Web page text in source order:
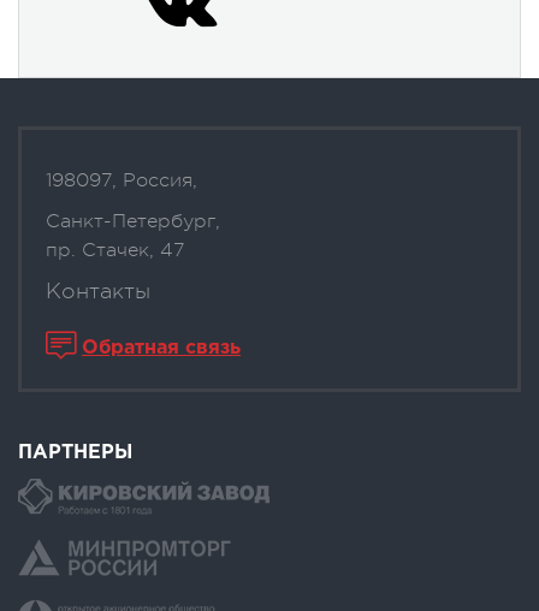
198097, Россия,
Санкт-Петербург,
пр. Стачек, 47
Контакты
Обратная связь
ПАРТНЕРЫ